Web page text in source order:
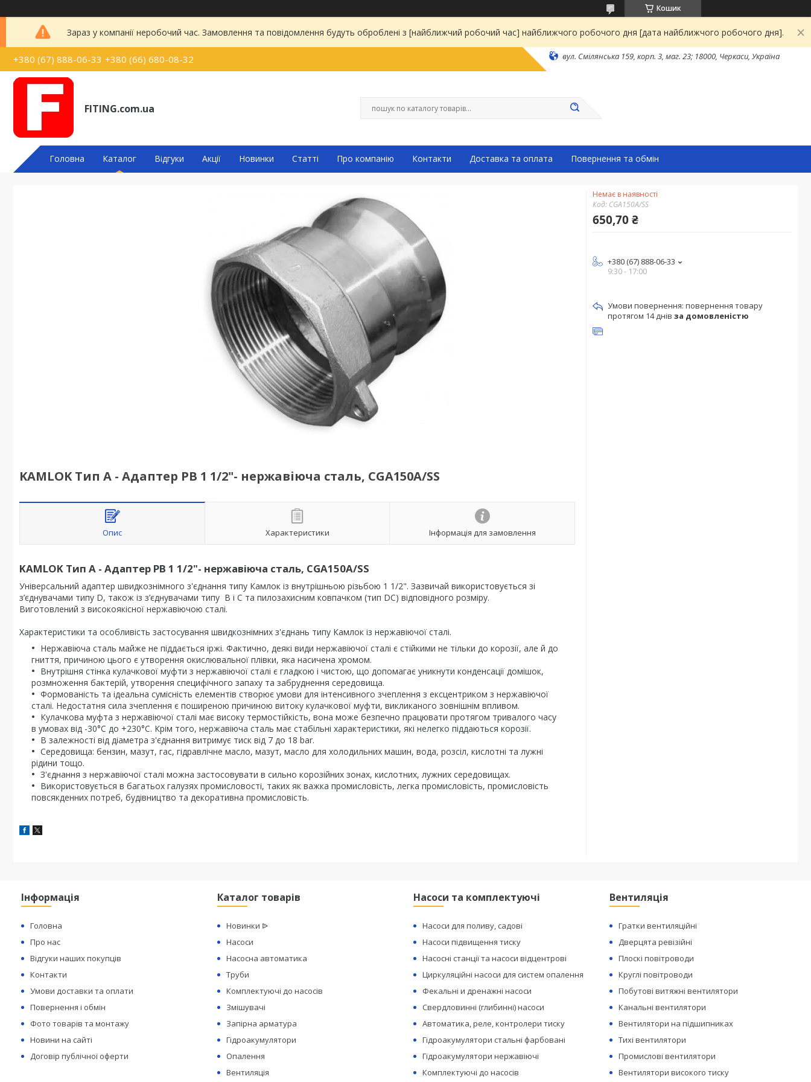
Кошик
Зараз у компанії неробочий час. Замовлення та повідомлення будуть оброблені з [найближчий робочий час] найближчого робочого дня [дата найближчого робочого дня].
+380 (67) 888-06-33 +380 (66) 680-08-32 вул. Смілянська 159, корп. 3, маг. 23; 18000, Черкаси, Україна
FITING.com.ua
Головна Каталог Відгуки Акції Новинки Статті Про компанію Контакти Доставка та оплата Повернення та обмін
KAMLOK Тип A - Адаптер РВ 1 1/2"- нержавіюча сталь, CGA150A/SS
Опис Характеристики Інформація для замовлення
KAMLOK Тип A - Адаптер РВ 1 1/2"- нержавіюча сталь, CGA150A/SS
Універсальний адаптер швидкознімного з'єднання типу Камлок із внутрішньою різьбою 1 1/2". Зазвичай використовується зі
з’єднувачами типу D, також із з’єднувачами типу B і C та пилозахисним ковпачком (тип DC) відповідного розміру.
Виготовлений з високоякісної нержавіючою сталі.
Характеристики та особливість застосування швидкознімних з'єднань типу Камлок із нержавіючої сталі.
Нержавіюча сталь майже не піддається іржі. Фактично, деякі види нержавіючої сталі є стійкими не тільки до корозії, але й до
гниття, причиною цього є утворення окислювальної плівки, яка насичена хромом.
Внутрішня стінка кулачкової муфти з нержавіючої сталі є гладкою і чистою, що допомагає уникнути конденсації домішок,
розмноження бактерій, утворення специфічного запаху та забруднення середовища.
Формованість та ідеальна сумісність елементів створює умови для інтенсивного зчеплення з ексцентриком з нержавіючої
сталі. Недостатня сила зчеплення є поширеною причиною витоку кулачкової муфти, викликаного зовнішнім впливом.
Кулачкова муфта з нержавіючої сталі має високу термостійкість, вона може безпечно працювати протягом тривалого часу
в умовах від -30°C до +230°C. Крім того, нержавіюча сталь має стабільні характеристики, які нелегко піддаються корозії.
В залежності від діаметра з'єднання витримує тиск від 7 до 18 bar.
Середовища: бензин, мазут, гас, гідравлічне масло, мазут, масло для холодильних машин, вода, розсіл, кислотні та лужні
рідини тощо.
З'єднання з нержавіючої сталі можна застосовувати в сильно корозійних зонах, кислотних, лужних середовищах.
Використовується в багатьох галузях промисловості, таких як важка промисловість, легка промисловість, промисловість
повсякденних потреб, будівництво та декоративна промисловість.
Немає в наявності
Код: CGA150A/SS
650,70 ₴
+380 (67) 888-06-33
9:30 - 17:00
повернення товару
протягом 14 днів за домовленістю
Інформація
Головна
Про нас
Відгуки наших покупців
Контакти
Умови доставки та оплати
Повернення і обмін
Фото товарів та монтажу
Новини на сайті
Договір публічної оферти
Каталог товарів
Новинки ᐉ
Насоси
Насосна автоматика
Труби
Комплектуючі до насосів
Змішувачі
Запірна арматура
Гідроакумулятори
Опалення
Вентиляція
Насоси та комплектуючі
Насоси для поливу, садові
Насоси підвищення тиску
Насосні станції та насоси відцентрові
Циркуляційні насоси для систем опалення
Фекальні и дренажні насоси
Свердловинні (глибинні) насоси
Автоматика, реле, контролери тиску
Гідроакумулятори стальні фарбовані
Гідроакумулятори нержавіючі
Комплектуючі до насосів
Вентиляція
Гратки вентиляційні
Дверцята ревізійні
Плоскі повітроводи
Круглі повітроводи
Побутові витяжні вентилятори
Канальні вентилятори
Вентилятори на підшипниках
Тихі вентилятори
Промислові вентилятори
Вентилятори високого тиску